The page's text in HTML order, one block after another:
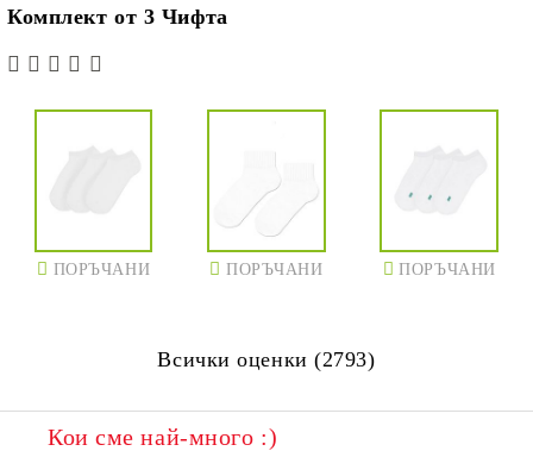
Комплект от 3 Чифта
ПОРЪЧАНИ ПОРЪЧАНИ ПОРЪЧАНИ
Всички оценки (2793)
Кои сме най-много :)